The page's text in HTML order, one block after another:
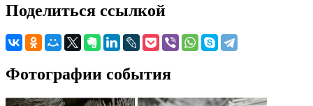
Поделиться ссылкой
Фотографии события